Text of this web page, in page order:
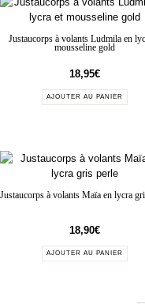
Justaucorps à volants Ludmila en
mousseline gold
18,95€
AJOUTER AU PANIER
Justaucorps à volants Maïa en lycra
18,90€
AJOUTER AU PANIER